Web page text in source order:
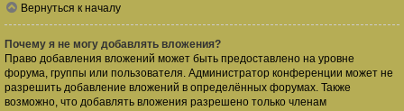
Вернуться к началу
Почему я не могу добавлять вложения?
Право добавления вложений может быть предоставлено на уровне
форума, группы или пользователя. Администратор конференции может не
разрешить добавление вложений в определённых форумах. Также
возможно, что добавлять вложения разрешено только членам